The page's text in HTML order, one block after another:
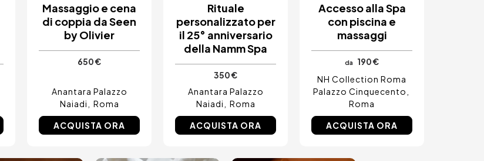
Massaggio e cena
di coppia da Seen
by Olivier
650 €
Anantara Palazzo
Naiadi
Roma
ACQUISTA ORA
Rituale
personalizzato per
il 25° anniversario
della Namm Spa
350 €
Anantara Palazzo
Naiadi
Roma
ACQUISTA ORA
Accesso alla Spa
con piscina e
massaggi
da
190 €
NH Collection Roma
Palazzo Cinquecento
Roma
ACQUISTA ORA